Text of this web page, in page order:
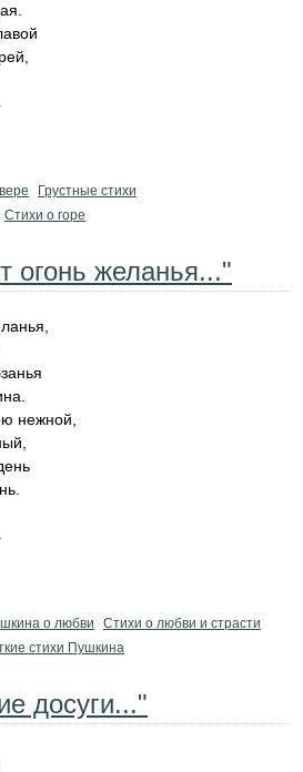
Грустные стихи
Стихи о горе
огонь желанья..."
нежной,
о любви
Стихи о любви и страсти
стихи Пушкина
досуги..."